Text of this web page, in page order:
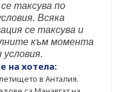
таксува по
Всяка
се таксува и
към момента
условия.
на хотела:
в Анталия.